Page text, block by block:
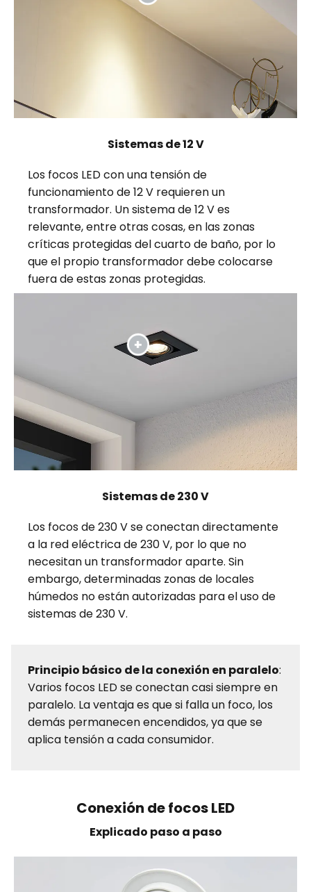
Sistemas de 12 V
Los focos LED con una tensión de
funcionamiento de 12 V requieren un
transformador. Un sistema de 12 V es
relevante, entre otras cosas, en las zonas
críticas protegidas del cuarto de baño, por lo
que el propio transformador debe colocarse
fuera de estas zonas protegidas.
Sistemas de 230 V
Los focos de 230 V se conectan directamente
a la red eléctrica de 230 V, por lo que no
necesitan un transformador aparte. Sin
embargo, determinadas zonas de locales
húmedos no están autorizadas para el uso de
sistemas de 230 V.
Principio básico de la conexión en paralelo:
Varios focos LED se conectan casi siempre en
paralelo. La ventaja es que si falla un foco, los
demás permanecen encendidos, ya que se
aplica tensión a cada consumidor.
Conexión de focos LED
Explicado paso a paso